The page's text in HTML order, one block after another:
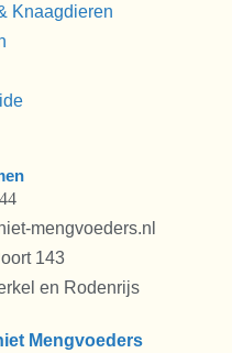
Knaagdieren
mengvoeders.nl
143
en Rodenrijs
Mengvoeders